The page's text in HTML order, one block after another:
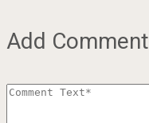
Add Comment